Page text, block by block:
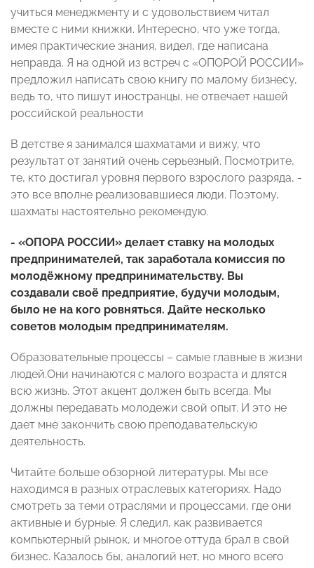
учиться менеджменту и с удовольствием читал
вместе с ними книжки. Интересно, что уже тогда,
имея практические знания, видел, где написана
неправда. Я на одной из встреч с «ОПОРОЙ РОССИИ»
предложил написать свою книгу по малому бизнесу,
ведь то, что пишут иностранцы, не отвечает нашей
российской реальности
В детстве я занимался шахматами и вижу, что
результат от занятий очень серьезный. Посмотрите,
те, кто достигал уровня первого взрослого разряда, -
это все вполне реализовавшиеся люди. Поэтому,
шахматы настоятельно рекомендую.
- «ОПОРА РОССИИ» делает ставку на молодых
предпринимателей, так заработала комиссия по
молодёжному предпринимательству. Вы
создавали своё предприятие, будучи молодым,
было не на кого ровняться. Дайте несколько
советов молодым предпринимателям.
Образовательные процессы – самые главные в жизни
людей.Они начинаются с малого возраста и длятся
всю жизнь. Этот акцент должен быть всегда. Мы
должны передавать молодежи свой опыт. И это не
дает мне закончить свою преподавательскую
деятельность.
Читайте больше обзорной литературы. Мы все
находимся в разных отраслевых категориях. Надо
смотреть за теми отраслями и процессами, где они
активные и бурные. Я следил, как развивается
компьютерный рынок, и многое оттуда брал в свой
бизнес. Казалось бы, аналогий нет, но много всего